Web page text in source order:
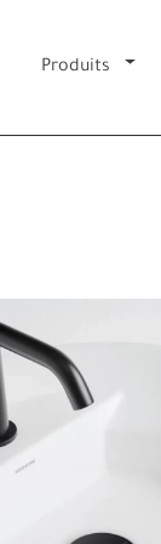
Produits